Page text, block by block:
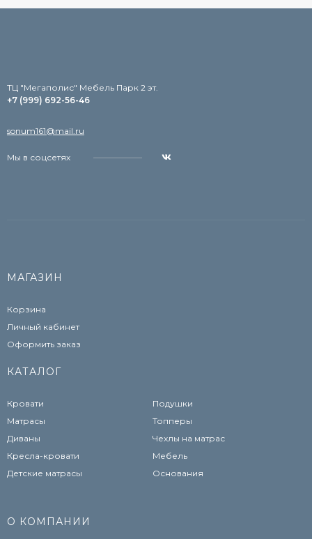
TЦ "Мегаполис" Мебель Парк 2 эт.
+7 (999) 692-56-46
sonum161@mail.ru
Мы в соцсетях
МАГАЗИН
Корзина
Личный кабинет
Оформить заказ
КАТАЛОГ
Кровати
Матрасы
Диваны
Кресла-кровати
Детские матрасы
Подушки
Топперы
Чехлы на матрас
Мебель
Основания
О КОМПАНИИ